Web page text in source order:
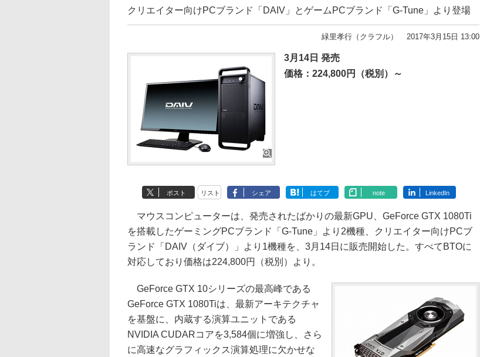
クリエイター向けPCブランド「DAIV」とゲームPCブランド「G-Tune」より登場
緑里孝行（クラフル） 2017年3月15日 13:00
3月14日 発売
価格：224,800円（税別）～
ポスト リスト シェア はてブ note LinkedIn
マウスコンピューターは、発売されたばかりの最新GPU、GeForce GTX 1080Ti
を搭載したゲーミングPCブランド「G-Tune」より2機種、クリエイター向けPCブ
ランド「DAIV（ダイブ）」より1機種を、3月14日に販売開始した。すべてBTOに
対応しており価格は224,800円（税別）より。
GeForce GTX 10シリーズの最高峰である
GeForce GTX 1080Tiは、最新アーキテクチャ
を基盤に、内蔵する演算ユニットである
NVIDIA CUDARコアを3,584個に増強し、さら
に高速なグラフィックス演算処理に欠かせな